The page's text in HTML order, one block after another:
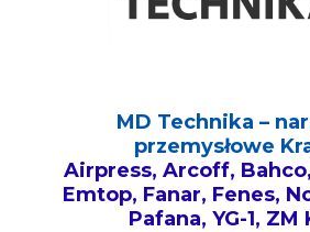
MD Technika –
przemysłowe
Airpress, Arcoff,
Emtop, Fanar, Fenes,
Pafana, YG-1, ZM